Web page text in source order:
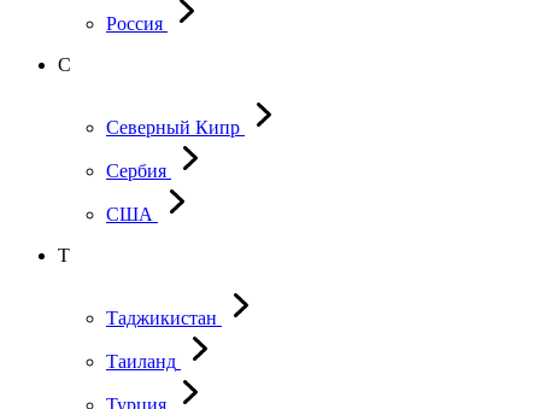
Россия
С
Северный Кипр
Сербия
США
Т
Таджикистан
Таиланд
Турция